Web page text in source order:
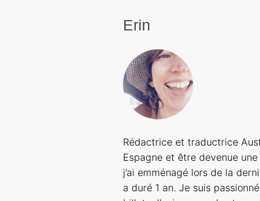
Erin
Rédactrice et traductrice
Espagne et être devenue
j’ai emménagé lors de la
a duré 1 an. Je suis